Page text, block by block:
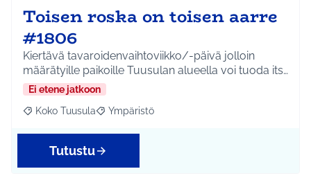
Toisen roska on toisen aarre
#1806
Kiertävä tavaroidenvaihtoviikko/-päivä jolloin
määrätyille paikoille Tuusulan alueella voi tuoda its…
Ei etene jatkoon
Rajaa tulokset aihepiirin mukaan: Koko Tuusula
Koko Tuusula Rajaa tulokset teeman mukaan: Ympäristö
Ympäristö
Tutustu